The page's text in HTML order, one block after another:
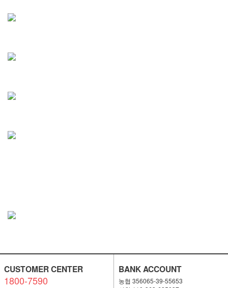
CUSTOMER CENTER
1800-7590
BANK ACCOUNT
농협 356065-39-55653